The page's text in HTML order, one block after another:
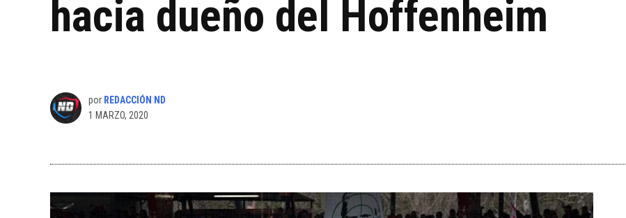
hacia dueño del Hoffenheim
por REDACCIÓN ND
1 MARZO, 2020